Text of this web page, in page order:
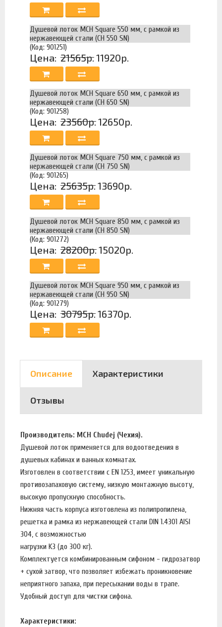
Душевой лоток MCH Square 550 мм, с рамкой из
нержавеющей стали (CH 550 SN)
(Код: 901251)
Цена: 21565р.11920р.
Душевой лоток MCH Square 650 мм, с рамкой из
нержавеющей стали (CH 650 SN)
(Код: 901258)
Цена: 23560р.12650р.
Душевой лоток MCH Square 750 мм, с рамкой из
нержавеющей стали (CH 750 SN)
(Код: 901265)
Цена: 25635р.13690р.
Душевой лоток MCH Square 850 мм, с рамкой из
нержавеющей стали (CH 850 SN)
(Код: 901272)
Цена: 28200р.15020р.
Душевой лоток MCH Square 950 мм, с рамкой из
нержавеющей стали (CH 950 SN)
(Код: 901279)
Цена: 30795р.16370р.
Описание Характеристики
Отзывы
Производитель: MCH Chudej (Чехия).
Душевой лоток применяется для водоотведения в
душевых кабинах и ванных комнатах.
Изготовлен в соответствии с EN 1253, имеет уникальную
противозапаховую систему, низкую монтажную высоту,
высокую пропускную способность.
Нижняя часть корпуса изготовлена из полипропилена,
решетка и рамка из нержавеющей стали DIN 1.4301 AISI
304, с возможностью
нагрузки K3 (до 300 кг).
Комплектуется комбинированным сифоном - гидрозатвор
+ сухой затвор, что позволяет избежать проникновение
неприятного запаха, при пересыхании воды в трапе.
Удобный доступ для чистки сифона.
Характеристики: